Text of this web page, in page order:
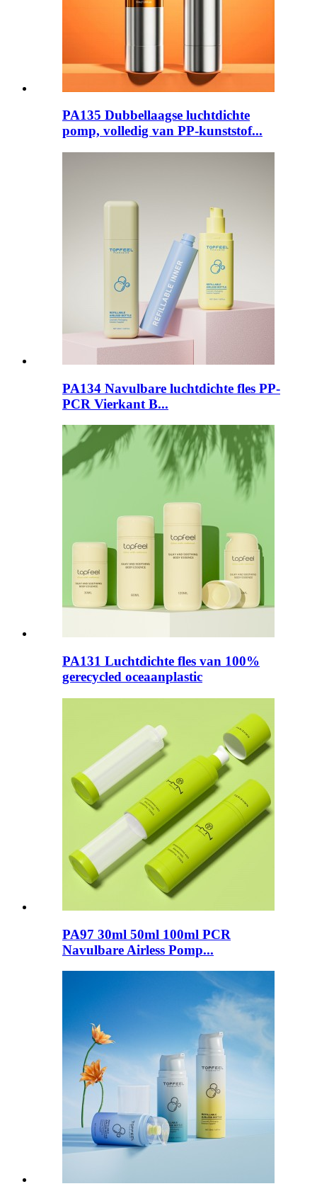
PA135 Dubbellaagse luchtdichte
pomp, volledig van PP-kunststof...
PA134 Navulbare luchtdichte fles PP-
PCR Vierkant B...
PA131 Luchtdichte fles van 100%
gerecycled oceaanplastic
PA97 30ml 50ml 100ml PCR
Navulbare Airless Pomp...